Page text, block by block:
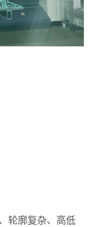
轮廓复杂、高低